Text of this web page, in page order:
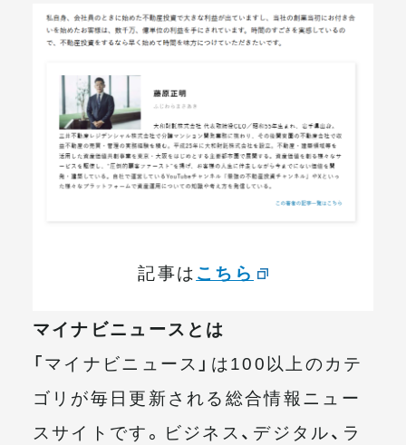
記事はこちら
マイナビニュースとは
「マイナビニュース」は100以上のカテ
ゴリが毎日更新される総合情報ニュー
スサイトです。ビジネス、デジタル、ラ